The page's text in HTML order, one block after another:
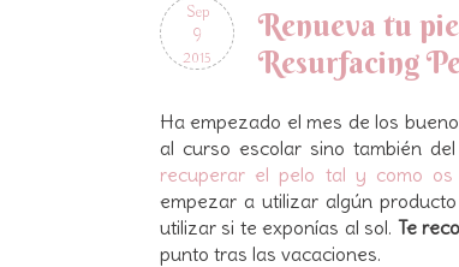
Sep
9
2015
Renueva tu
Resurfacing
Ha empezado el mes de los
al curso escolar sino también
recuperar el pelo tal y como os
empezar a utilizar algún
utilizar si te exponías al sol. Te
punto tras las vacaciones.